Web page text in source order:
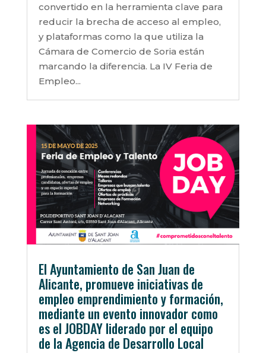
convertido en la herramienta clave para
reducir la brecha de acceso al empleo,
y plataformas como la que utiliza la
Cámara de Comercio de Soria están
marcando la diferencia. La IV Feria de
Empleo...
El Ayuntamiento de San Juan de
Alicante, promueve iniciativas de
empleo emprendimiento y formación,
mediante un evento innovador como
es el JOBDAY liderado por el equipo
de la Agencia de Desarrollo Local